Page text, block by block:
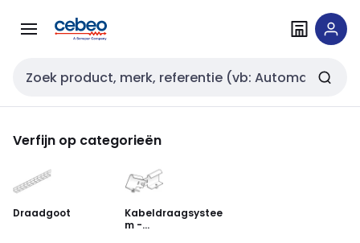
naar
naar
Zoekveld invoer
Verfijn op categorieën
Draadgoot
Kabeldraagsystee
m -